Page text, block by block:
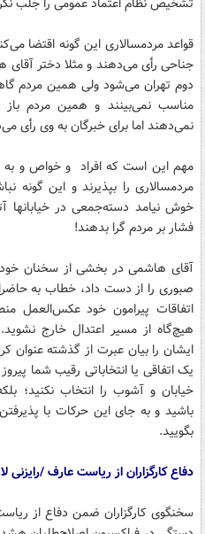
قواعد مردمسالاری این گونه اقتضا
جناحی رأی می‌دهند و مثلا دختر آقای
دوم تهران می‌شود ولی همین مردم
مناسب نمی‌بینند و همین مردم
نمی‌دهند اما برای خبرگان به وی رأی
مهم این است که افراد و خواص و
مردمسالاری را بپذیرند و این گونه
خوش نیامد دسته‌جمعی در خیابانها
فشار بر مردم گرا بدهند!
آقای هاشمی در بخشی از سخنان خود
صبوری را از دست داد، خطاب به
اتفاقات پیرامون خود عکس‌العمل
هیچ‌گاه از مسیر اعتدال خارج
ایشان را بیان عبرت از گذشته عنوان
یک اتفاقی یا انتخاباتی رقیب شما
خیابان و آشوب را انتخاب نکنید؛
باشید و به جای این حرکات با
بگویید.
دفاع کارگزاران از ریاست عارف /رایزنی لاریجانی با
سخنگوی کارگزاران ضمن دفاع از